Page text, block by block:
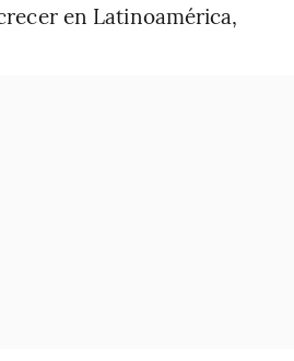
en Latinoamérica,